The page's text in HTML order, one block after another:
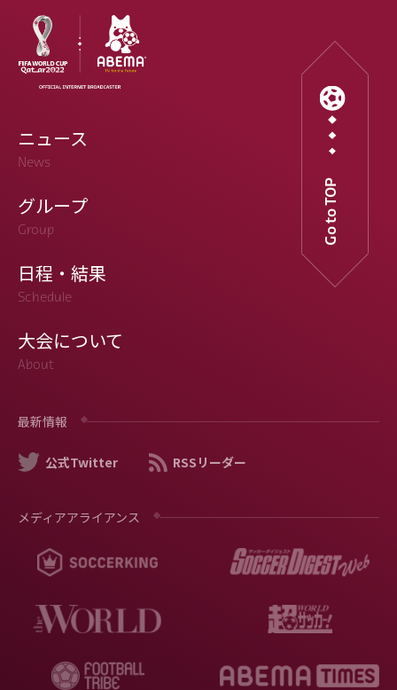
ニュース
News
グループ
Group
日程・結果
Schedule
大会について
About
最新情報
公式Twitter RSSリーダー
メディアアライアンス
Go to TOP